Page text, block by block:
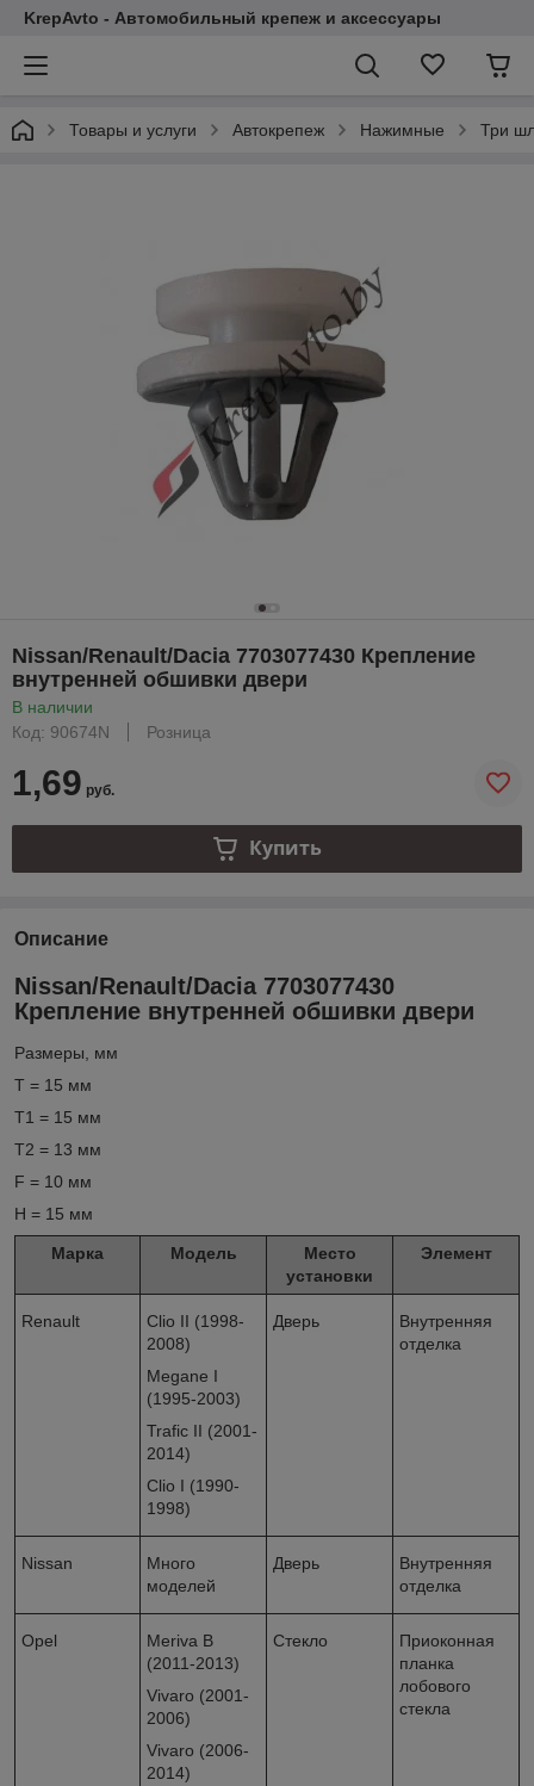
KrepAvto - Автомобильный крепеж и аксессуары
Товары и услуги Автокрепеж Нажимные Три
Nissan/Renault/Dacia 7703077430 Крепление
внутренней обшивки двери
В наличии
Код: 90674N
Розница
1,69 руб.
Купить
Описание
Nissan/Renault/Dacia 7703077430
Крепление внутренней обшивки двери
Размеры, мм
T = 15 мм
T1 = 15 мм
T2 = 13 мм
F = 10 мм
H = 15 мм
Марка Модель
Место
установки
Элемент
Renault
Clio II (1998-
2008)
Megane I
(1995-2003)
Trafic II (2001-
2014)
Clio I (1990-
1998)
Дверь
Внутренняя
отделка
Nissan
Много
моделей
Дверь
Внутренняя
отделка
Opel
Meriva B
(2011-2013)
Vivaro (2001-
2006)
Vivaro (2006-
2014)
Стекло
Приоконная
планка
лобового
стекла